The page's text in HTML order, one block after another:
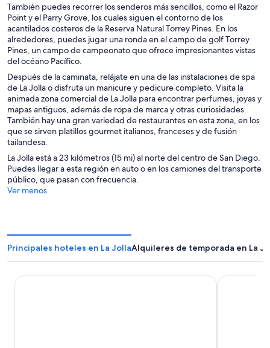
t
a
n
a
También puedes recorrer los senderos más sencillos, como el Razor
Point y el Parry Grove, los cuales siguen el contorno de los
acantilados costeros de la Reserva Natural Torrey Pines. En los
alrededores, puedes jugar una ronda en el campo de golf Torrey
Pines, un campo de campeonato que ofrece impresionantes vistas
del océano Pacífico.
Después de la caminata, relájate en una de las instalaciones de spa
de La Jolla o disfruta un manicure y pedicure completo. Visita la
animada zona comercial de La Jolla para encontrar perfumes, joyas y
mapas antiguos, además de ropa de marca y otras curiosidades.
También hay una gran variedad de restaurantes en esta zona, en los
que se sirven platillos gourmet italianos, franceses y de fusión
tailandesa.
La Jolla está a 23 kilómetros (15 mi) al norte del centro de San Diego.
Puedes llegar a esta región en auto o en los camiones del transporte
público, que pasan con frecuencia.
Ver menos
Principales hoteles en La JollaAlquileres de temporada en La
San Diego Marriott La Jolla La Jolla